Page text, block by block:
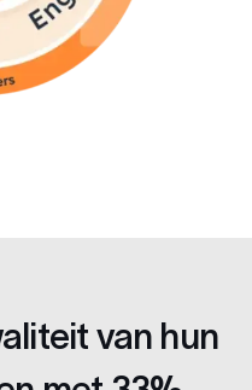
van hun